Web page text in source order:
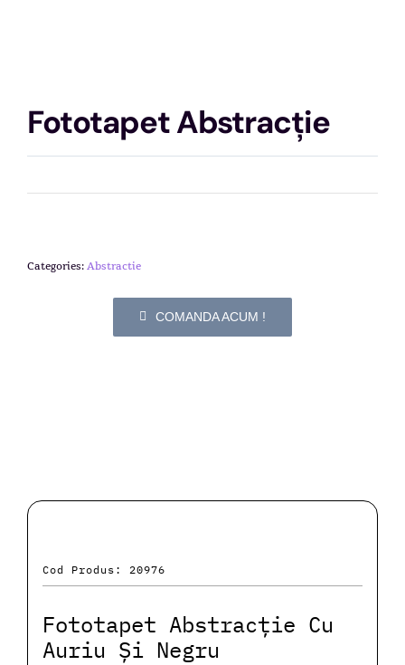
Fototapet Abstracție
Categories:Abstractie
COMANDA ACUM !
Cod Produs: 20976
Fototapet Abstracție Cu
Auriu Și Negru